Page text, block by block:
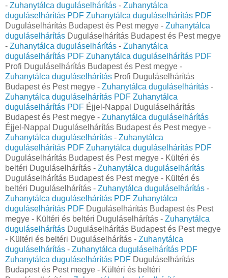
- Zuhanytálca duguláselhárítás - Zuhanytálca
duguláselhárítás PDF Zuhanytálca duguláselhárítás PDF
Duguláselhárítás Budapest és Pest megye - Zuhanytálca
duguláselhárítás Duguláselhárítás Budapest és Pest megye
- Zuhanytálca duguláselhárítás - Zuhanytálca
duguláselhárítás PDF Zuhanytálca duguláselhárítás PDF
Profi Duguláselhárítás Budapest és Pest megye -
Zuhanytálca duguláselhárítás Profi Duguláselhárítás
Budapest és Pest megye - Zuhanytálca duguláselhárítás -
Zuhanytálca duguláselhárítás PDF Zuhanytálca
duguláselhárítás PDF Éjjel-Nappal Duguláselhárítás
Budapest és Pest megye - Zuhanytálca duguláselhárítás
Éjjel-Nappal Duguláselhárítás Budapest és Pest megye -
Zuhanytálca duguláselhárítás - Zuhanytálca
duguláselhárítás PDF Zuhanytálca duguláselhárítás PDF
Duguláselhárítás Budapest és Pest megye - Kültéri és
beltéri Duguláselhárítás - Zuhanytálca duguláselhárítás
Duguláselhárítás Budapest és Pest megye - Kültéri és
beltéri Duguláselhárítás - Zuhanytálca duguláselhárítás -
Zuhanytálca duguláselhárítás PDF Zuhanytálca
duguláselhárítás PDF Duguláselhárítás Budapest és Pest
megye - Kültéri és beltéri Duguláselhárítás - Zuhanytálca
duguláselhárítás Duguláselhárítás Budapest és Pest megye
- Kültéri és beltéri Duguláselhárítás - Zuhanytálca
duguláselhárítás - Zuhanytálca duguláselhárítás PDF
Zuhanytálca duguláselhárítás PDF Duguláselhárítás
Budapest és Pest megye - Kültéri és beltéri